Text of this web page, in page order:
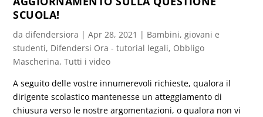
SCUOLA!
dadifendersiora |Apr 28, 2021 | Bambini, giovani e
studenti, Difendersi Ora - tutorial legali, Obbligo
Mascherina,Tutti i video
A seguito delle vostre innumerevoli richieste, qualora il
dirigente scolastico mantenesse un atteggiamento di
chiusura verso le nostre argomentazioni, o qualora non vi